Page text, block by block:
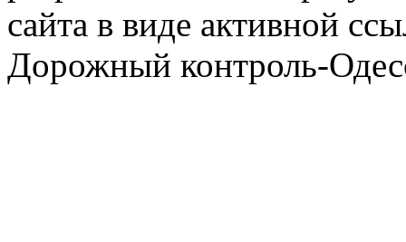
сайта в виде активной
Дорожный контроль-